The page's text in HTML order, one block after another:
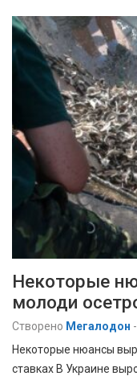
Некоторые
молоди
Створено Мегалодон -
Некоторые нюансы
ставках В Украине